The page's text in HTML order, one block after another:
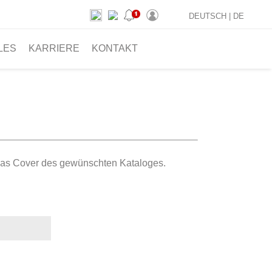
KARRIERE KONTAKT
DEUTSCH | DE
Cover des gewünschten Kataloges.